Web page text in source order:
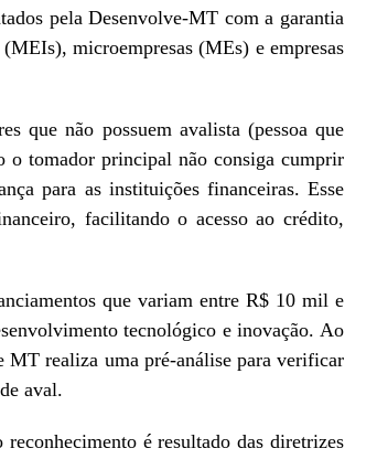
pela Desenvolve-MT com a garantia
microempresas (MEs) e empresas
que não possuem avalista (pessoa que
o tomador principal não consiga cumprir
para as instituições financeiras. Esse
facilitando o acesso ao crédito,
que variam entre R$ 10 mil e
tecnológico e inovação. Ao
MT realiza uma pré-análise para verificar
aval.
é resultado das diretrizes